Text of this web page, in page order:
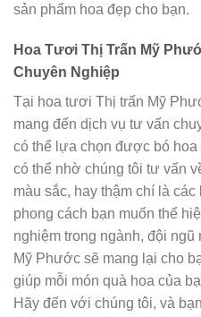
sản phẩm hoa đẹp cho bạn.
Hoa Tươi Thị Trấn Mỹ
Chuyên Nghiệp
Tại hoa tươi Thị trấn Mỹ
mang đến dịch vụ tư vấn
có thể lựa chọn được bó
có thể nhờ chúng tôi tư vấn
màu sắc, hay thậm chí là
phong cách bạn muốn thể
nghiệm trong ngành, đội
Mỹ Phước sẽ mang lại cho
giúp mỗi món quà hoa của
Hãy đến với chúng tôi, và